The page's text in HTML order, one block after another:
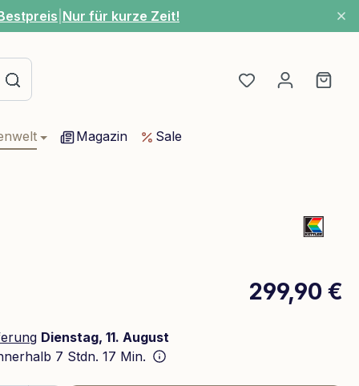
Nur für kurze Zeit!
Du hast 0
Magazin Sale
299,90 €
Dienstag, 11. August
7 Stdn. 17 Min.